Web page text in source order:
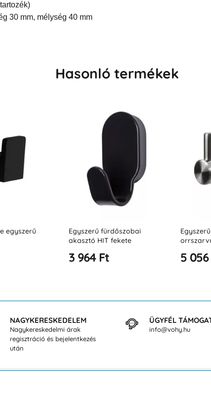
30 mm, mélység 40 mm
Hasonló termékek
Egyszerű rozsdamentes acél
orrszarvú akasztó
5 056 Ft 6 729
NAGYKERESKEDELEM
Nagykereskedelmi árak
regisztráció és bejelentkezés
után
ÜGYFÉL
info@vohy.hu